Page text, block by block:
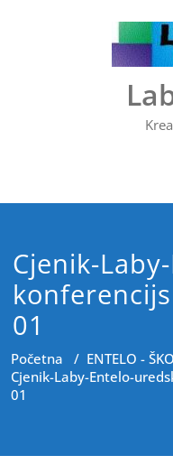
Cjenik-
01
Početna / ENTELO -
Cjenik-Laby-Entelo-
01